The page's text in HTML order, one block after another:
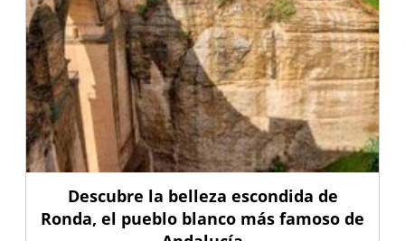
Descubre la belleza escondida de
Ronda, el pueblo blanco más famoso de